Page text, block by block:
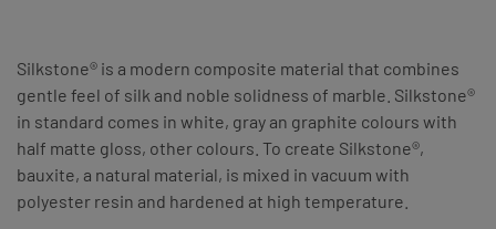
Silkstone® is a modern composite material that combines
gentle feel of silk and noble solidness of marble. Silkstone®
in standard comes in white, gray an graphite colours with
half matte gloss, other colours. To create Silkstone®,
bauxite, a natural material, is mixed in vacuum with
polyester resin and hardened at high temperature.